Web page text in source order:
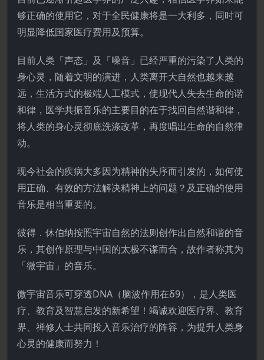
够正确的使用它，对于全民健康将是一大利多，同时可
明显降低国家医疗费用及预算。
目前人类「声态」及「噪音」已经严重的污染了人类的
身心灵，随着文明的演进，人类离开大自然也越来越
远，生活方式的极端人工模式，使现代人失去生命的谐
和律，医学共振音乐的主要目的在于找回自然谐和律，
将人类的身心灵彻底洗涤改革，再度唱出生命的自然律
动。
现今社会的疾病大多因为精神的失序而引发的，如何使
用正确、有效的方法解决精神上的问题？及正确的使用
音乐是相当重要的。
彼得．休伯纳按照宇宙自然的法则创作出自然和谐的音
乐，其创作原理与中国的太极不谋而合，故作者称其为
「微宇宙」的音乐。
微宇宙音乐可穿透DNA（脑波作用在δ9），是人类医
疗、教育及智慧启发的新希望！竭诚欢迎医疗界、教育
界、禅修人士共同投入音乐治疗的阵容，为提升人类身
心灵的健康而努力！